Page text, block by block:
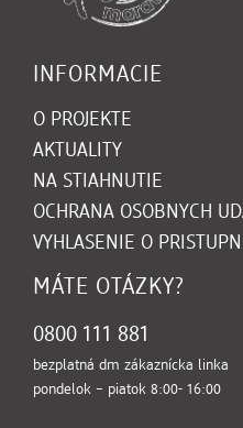
INFORMACIE
O PROJEKTE
AKTUALITY
NA STIAHNUTIE
OCHRANA OSOBNYCH
VYHLASENIE O
MÁTE OTÁZKY?
0800 111 881
bezplatná dm zákaznícka linka
pondelok – piatok 8:00- 16:00